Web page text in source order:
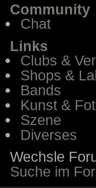
Community
Chat
Links
Clubs &
Shops &
Bands
Kunst &
Szene
Diverses
Wechsle
Suche im